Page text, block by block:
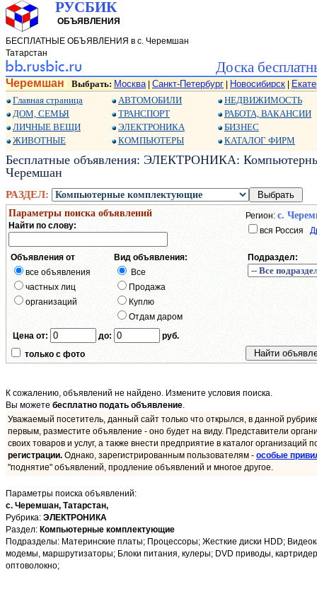
РУСБИК
ОБЪЯВЛЕНИЯ
БЕСПЛАТНЫЕ ОБЪЯВЛЕНИЯ в с. Черемшан
Татарстан
Доска
Черемшан Выбрать: Москва| Санкт-Петербург Новосибирск
Главная страница
ДОМ, СЕМЬЯ
ЛИЧНЫЕ ВЕЩИ
ЖИВОТНЫЕ
АВТОМОБИЛИ
ТРАНСПОРТ
ЭЛЕКТРОНИКА
КОМПЬЮТЕРЫ
НЕДВИЖИМОСТЬ
РАБОТА, ВАКАНСИИ
БИЗНЕС
КАТАЛОГ ФИРМ
Бесплатные объявления: ЭЛЕКТРОНИКА:
Черемшан
РАЗДЕЛ:
Параметры поиска объявлений
Найти по слову:
Регион: с.
вся Россия
Объявления от
все объявления
частных лиц
организаций
Вид объявления:
Все
Продажа
Куплю
Отдам даром
Подраздел:
Цена от: до:
руб.
только с фото
К сожалению, объявлений не найдено. Измените условия поиска.
Вы можете бесплатно подать объявление.
Уважаемый посетитель, данный сайт только что открылся, в данной
первым, разместите объявление - оно будет на виду. Представители
своих товаров и услуг, а также внести предприятие в каталог организаций
регистрации. Однако, зарегистрированным пользователям - особые
"поднятие" объявлений, продление объявлений и многое другое.
Параметры поиска объявлений:
с. Черемшан, Татарстан,
Рубрика: ЭЛЕКТРОНИКА
Раздел: Компьютерные комплектующие
Подразделы: Материнские платы; Процессоры; Жесткие диски HDD;
модемы, маршрутизаторы; Блоки питания, кулеры; DVD приводы,
оптоволокно;